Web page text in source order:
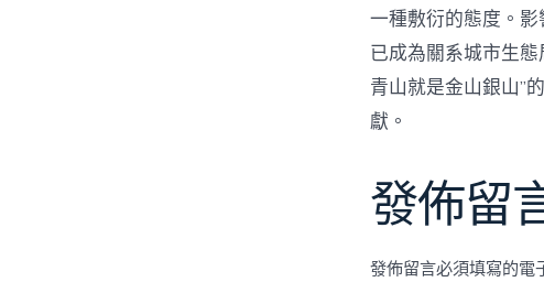
一種敷衍的態度。
已成為關系城市生
青山就是金山銀山”
獻。
發佈留
發佈留言必須填寫的電